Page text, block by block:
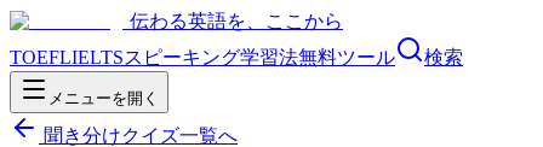
伝わる英語を、ここから
TOEFLIELTSスピーキング学習法無料ツール 検索
メニューを開く
聞き分けクイズ一覧へ